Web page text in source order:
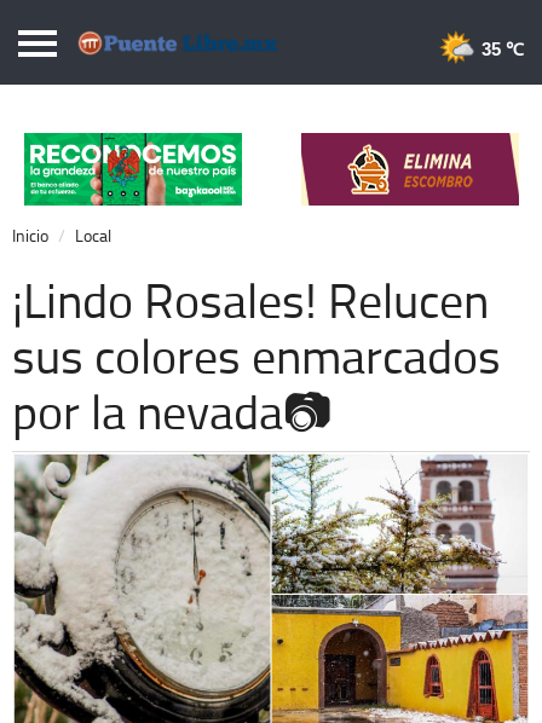
Puentelibre.mx
Local
Nacional
Opinión
Cronos
Economía
Espectáculos
Deportes
Extra +
35 ℃
Inicio Local
¡Lindo Rosales! Relucen
sus colores enmarcados
por la nevada📷